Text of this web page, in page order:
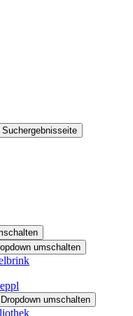
Suchergebnisseite
umschalten
Dropdown umschalten